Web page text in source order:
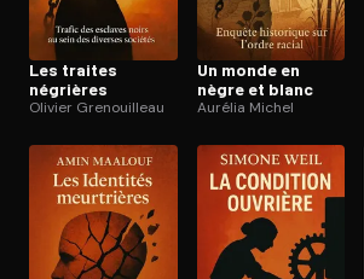
Les traites
négrières
Olivier Grenouilleau
Un monde en
nègre et blanc
Aurélia Michel